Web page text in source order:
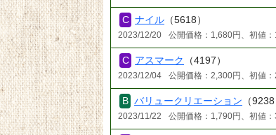
ナイル （5618）
2023/12/20 公開価格：1,680円、初値
アスマーク （4197）
2023/12/04 公開価格：2,300円、初値
バリュークリエーション （9238
2023/11/22 公開価格：1,790円、初値